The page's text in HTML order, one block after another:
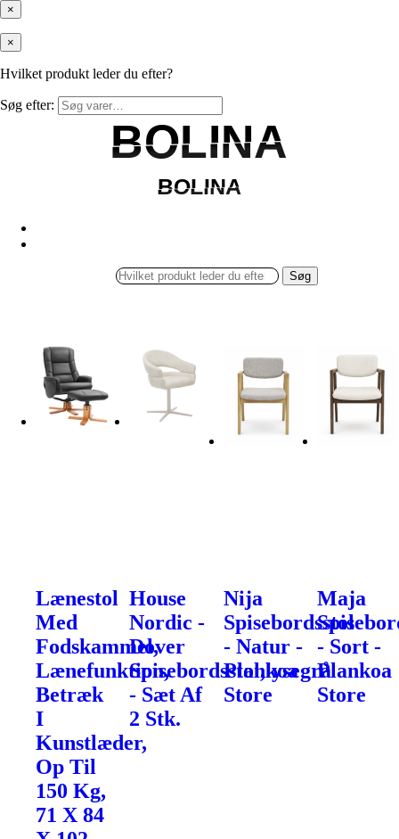
×
×
Hvilket produkt leder du efter?
Søg efter:
BOLINA
BOLINA
BOLINA
BOLINA
Søg
Lænestol
Med
Fodskammel,
Lænefunktion,
Betræk
I
Kunstlæder,
Op Til
150 Kg,
71 X 84
House
Nordic -
Dover
Spisebordsstol,lysegrå
- Sæt Af
2 Stk.
Nija
Spisebordsstol
- Natur -
Plankoa
Store
Maja
- Sort -
Plankoa
Store